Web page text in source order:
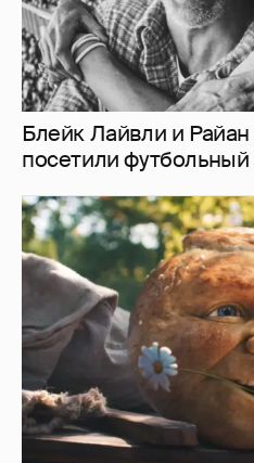
Блейк Лайвли и
посетили футбольный